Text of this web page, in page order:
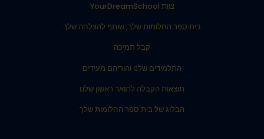
צוות YourDreamSchool
בית ספר החלומות שלך, שותף להצלחה שלך
קבל תמיכה
התלמידים שלנו והוריהם מעידים
תוצאות הקבלה לתואר ראשון שלנו
הבלוג של בית ספר החלומות שלך